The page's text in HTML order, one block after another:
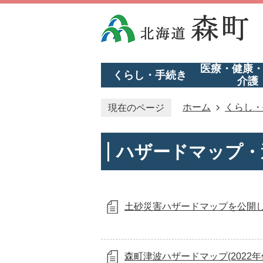
くらし・手続き
医療・健康
介護
現在のページ ホーム くらし
ハザードマップ
土砂災害ハザードマップを公開
森町津波ハザードマップ(2022